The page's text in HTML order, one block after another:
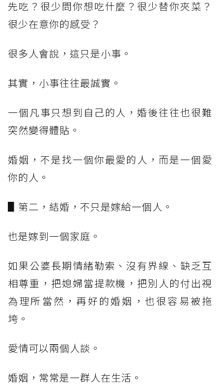
先吃？很少問你想吃什麼？很少替你夾菜？
很少在意你的感受？
很多人會說，這只是小事。
其實，小事往往最誠實。
一個凡事只想到自己的人，婚後往往也很難
突然變得體貼。
婚姻，不是找一個你最愛的人，而是一個愛
你的人。
▋第二，結婚，不只是嫁給一個人。
也是嫁到一個家庭。
如果公婆長期情緒勒索、沒有界線、缺乏互
相尊重，把媳婦當提款機，把別人的付出視
為理所當然，再好的婚姻，也很容易被拖
垮。
愛情可以兩個人談。
婚姻，常常是一群人在生活。